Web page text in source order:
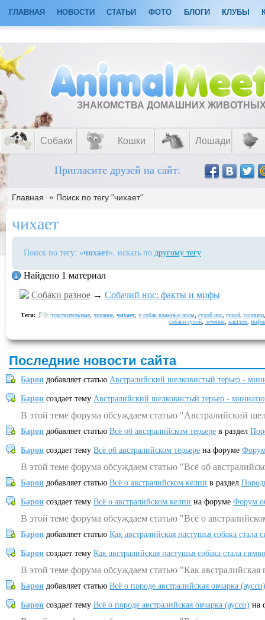
ГЛАВНАЯ НОВОСТИ СТАТЬИ ФОТО БЛОГИ КЛУБЫ
ЗНАКОМСТВА ДОМАШНИХ
Собаки Кошки Лошади
Пригласите друзей на сайт:
Главная » Поиск по тегу "чихает"
чихает
Поиск по тегу: «чихает», искать по другому тегу
Найдено 1 материал
Собаки разное → Собачий нос: факты и мифы
Теги: чувствительные чихание чихает у собак влажные носы сухой нос сухой солнцем
собаки сухой
лечения кашлем
Последние новости сайта
Барон добавляет статью Австралийский шелковистый терьер -
Барон создает тему Австралийский шелковистый терьер -
В этой теме форума обсуждаем статью "Австралийский
Барон добавляет статью Всё об австралийском терьере в раздел
Барон создает тему Всё об австралийском терьере на форуме
В этой теме форума обсуждаем статью "Всё об
Барон добавляет статью Всё о австралийском келпи в раздел
Барон создает тему Всё о австралийском келпи на форуме Форум
В этой теме форума обсуждаем статью "Всё о
Барон добавляет статью Как австралийская пастушья собака
Барон создает тему Как австралийская пастушья собака стала
В этой теме форума обсуждаем статью "Как
Барон добавляет статью Всё о породе австралийская овчарка (аусси)
Барон создает тему Всё о породе австралийская овчарка (аусси) на